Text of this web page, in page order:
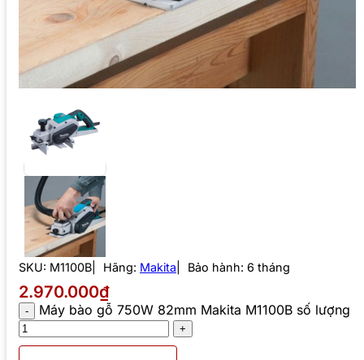
SKU: M1100B Hãng: Makita Bảo hành: 6 tháng
2.970.000₫
Máy bào gỗ 750W 82mm Makita M1100B số lượng